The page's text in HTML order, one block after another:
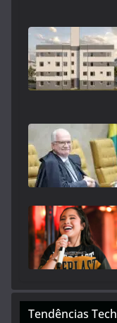
Tendências Tech